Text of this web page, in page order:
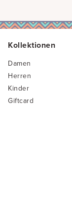
Kollektionen
Damen
Herren
Kinder
Giftcard